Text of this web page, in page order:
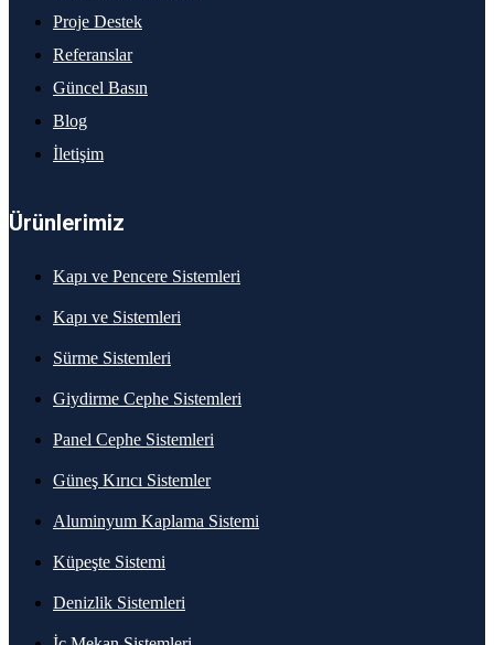
Proje Destek
Referanslar
Güncel Basın
Blog
İletişim
Ürünlerimiz
Kapı ve Pencere Sistemleri
Kapı ve Sistemleri
Sürme Sistemleri
Giydirme Cephe Sistemleri
Panel Cephe Sistemleri
Güneş Kırıcı Sistemler
Aluminyum Kaplama Sistemi
Küpeşte Sistemi
Denizlik Sistemleri